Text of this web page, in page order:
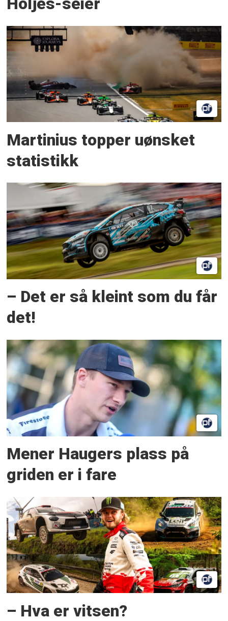
Höljes-seier
Martinius topper uønsket
statistikk
– Det er så kleint som du får
det!
Mener Haugers plass på
griden er i fare
– Hva er vitsen?